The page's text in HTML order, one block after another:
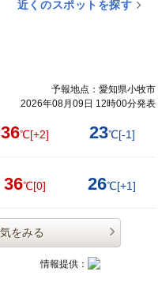
近くのスポットを探す
予報地点：愛知県小牧市
2026年08月09日 12時00分発表
36℃[+2] 23℃[-1]
36℃[0] 26℃[+1]
をみる
情報提供：